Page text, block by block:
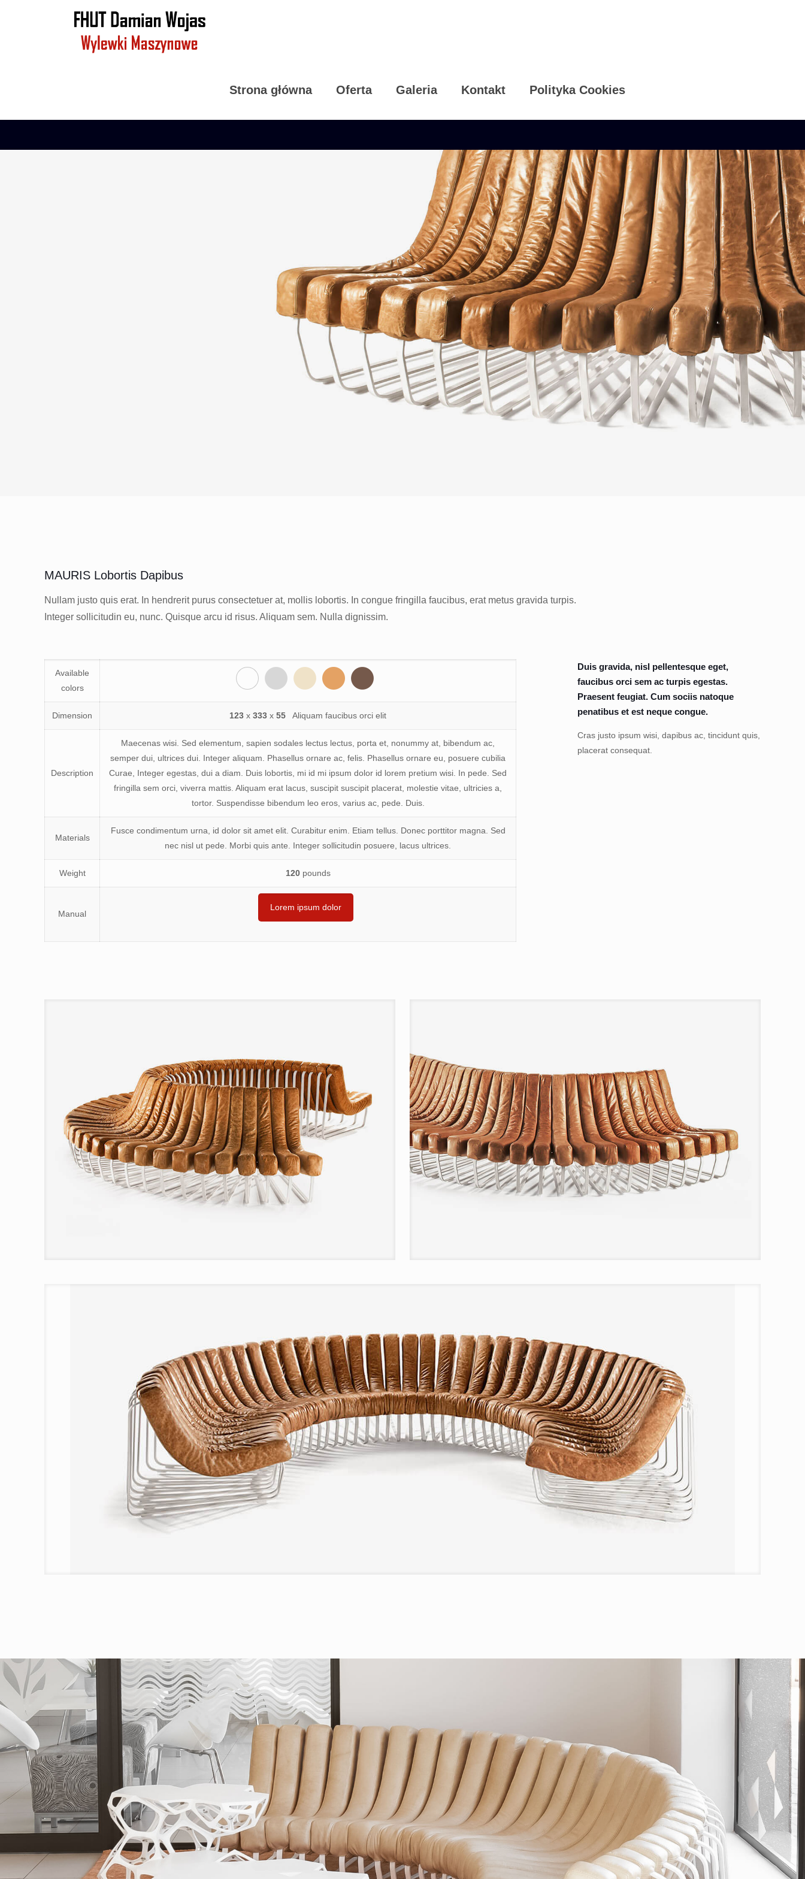
Strona główna Oferta Galeria Kontakt Polityka Cookies
MAURIS Lobortis Dapibus
Nullam justo quis erat. In hendrerit purus consectetuer at, mollis lobortis. In congue fringilla faucibus, erat metus gravida turpis.
Integer sollicitudin eu, nunc. Quisque arcu id risus. Aliquam sem. Nulla dignissim.
Available
colors
Dimension 123 x333 x55 Aliquam faucibus orci elit
Description
Maecenas wisi. Sed elementum, sapien sodales lectus lectus, porta et, nonummy at, bibendum ac,
semper dui, ultrices dui. Integer aliquam. Phasellus ornare ac, felis. Phasellus ornare eu, posuere cubilia
Curae, Integer egestas, dui a diam. Duis lobortis, mi id mi ipsum dolor id lorem pretium wisi. In pede. Sed
fringilla sem orci, viverra mattis. Aliquam erat lacus, suscipit suscipit placerat, molestie vitae, ultricies a,
tortor. Suspendisse bibendum leo eros, varius ac, pede. Duis.
Materials
Fusce condimentum urna, id dolor sit amet elit. Curabitur enim. Etiam tellus. Donec porttitor magna. Sed
nec nisl ut pede. Morbi quis ante. Integer sollicitudin posuere, lacus ultrices.
Weight 120pounds
Manual
Lorem ipsum dolor
Duis gravida, nisl pellentesque eget,
faucibus orci sem ac turpis egestas.
Praesent feugiat. Cum sociis natoque
penatibus et est neque congue.
Cras justo ipsum wisi, dapibus ac, tincidunt quis,
placerat consequat.